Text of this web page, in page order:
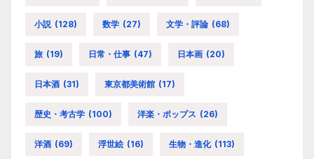
小説 (128) 数学 (27) 文学・評論 (68)
旅 (19) 日常・仕事 (47) 日本画 (20)
日本酒 (31) 東京都美術館 (17)
歴史・考古学 (100) 洋楽・ポップス (26)
洋酒 (69) 浮世絵 (16) 生物・進化 (113)